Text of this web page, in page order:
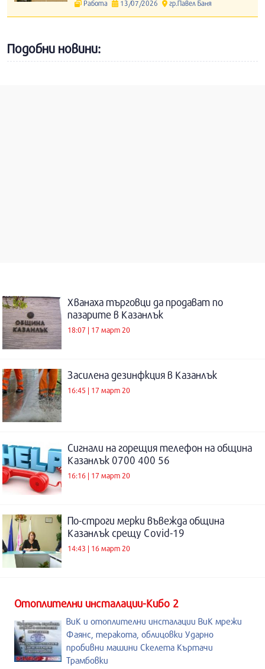
Работа 13/07/2026 гр.Павел Баня
Подобни новини:
Хванаха търговци да продават по
пазарите в Казанлък
18:07 | 17 март 20
Засилена дезинфкция в Казанлък
16:45 | 17 март 20
Сигнали на горещия телефон на община
Казанлък 0700 400 56
16:16 | 17 март 20
По-строги мерки въвежда община
Казанлък срещу Covid-19
14:43 | 16 март 20
Отоплителни инсталации-Кибо 2
ВиК и отоплителни инсталации ВиК мрежи
Фаянс, теракота, облицовки Ударно
пробивни машини Скелета Къртачи
Трамбовки